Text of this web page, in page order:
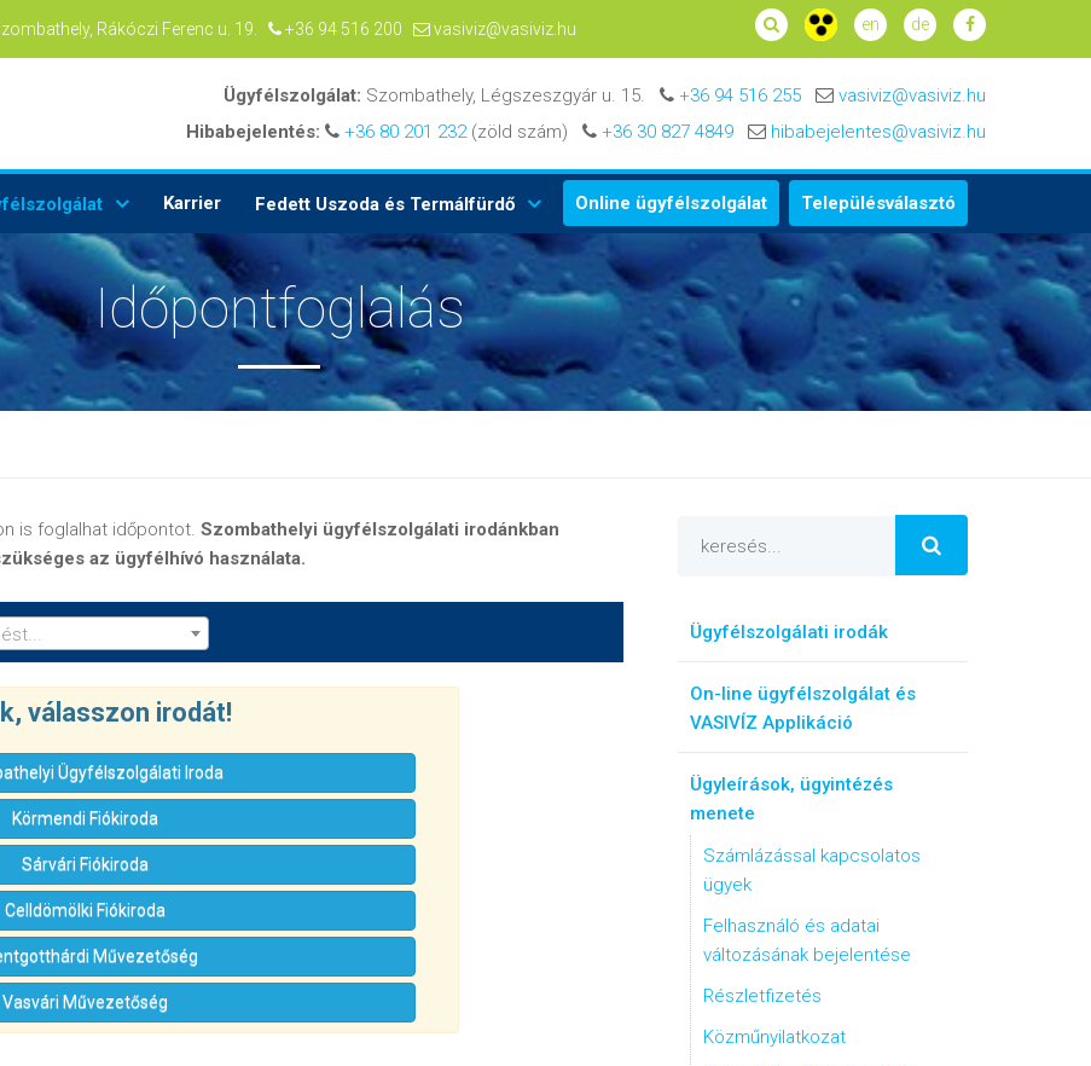
Rákóczi Ferenc u. 19. +36 94 516 200 vasiviz@vasiviz.hu en de
Ügyfélszolgálat: Szombathely, Légszeszgyár u. 15. +36 94 516 255
vasiviz@vasiviz.hu
Hibabejelentés:
+36 80 201 232(zöld szám) +36 30 827 4849 hibabejelentes@vasiviz.hu
Karrier Fedett Uszoda és Termálfürdő Online ügyfélszolgálat Településválasztó
Időpontfoglalás
is foglalhat időpontot. Szombathelyi ügyfélszolgálati irodánkban
az ügyfélhívó használata.
válasszon irodát!
Ügyfélszolgálati Iroda
Körmendi Fiókiroda
Sárvári Fiókiroda
Celldömölki Fiókiroda
Művezetőség
Vasvári Művezetőség
Ügyfélszolgálati irodák
On-line ügyfélszolgálat és
VASIVÍZ Applikáció
Ügyleírások, ügyintézés
menete
Számlázással kapcsolatos
ügyek
Felhasználó és adatai
változásának bejelentése
Részletfizetés
Közműnyilatkozat